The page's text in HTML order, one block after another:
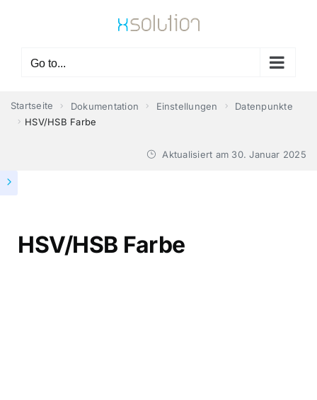
Go to...
Startseite Dokumentation Einstellungen
Datenpunkte
HSV/HSB Farbe
Aktualisiert am 30. Januar 2025
HSV/HSB Farbe